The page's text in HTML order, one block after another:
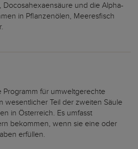
Docosahexaensäure und die Alpha-
in Pflanzenölen, Meeresfisch
Programm für umweltgerechte
wesentlicher Teil der zweiten Säule
in Österreich. Es umfasst
bekommen, wenn sie eine oder
erfüllen.